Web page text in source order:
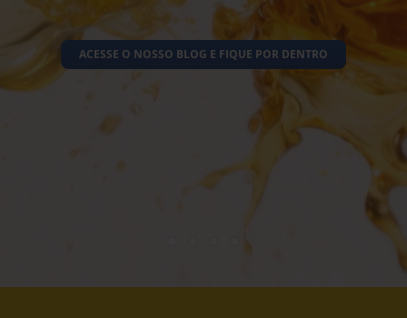
ACESSE O NOSSO BLOG E FIQUE POR DENTRO